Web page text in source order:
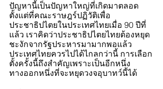
ปัญหานี้เป็นปัญหาใหญ่ที่เกิดมาตลอด
ตั้งแต่ที่คณะราษฎร์ปฏิวัติเพื่อ
ประชาธิปไตยในประเทศไทยเมื่อ 90 ปีที่
แล้ว เราคิดว่าประชาธิปไตยไทยต้องหยุด
ชะงักจากรัฐประหารมามากพอแล้ว
ประเทศไทยควรไปได้ไกลกว่านี้ การเลือก
ตั้งครั้งนี้ถึงสำคัญเพราะเป็นอีกหนึ่ง
ทางออกหนึ่งที่จะหยุดวงจอุบาทว์นี้ได้